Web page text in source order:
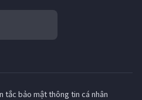
tắc bảo mật thông tin cá nhân